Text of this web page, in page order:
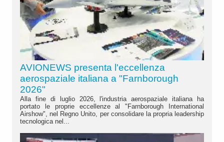
AVIONEWS presenta l'eccellenza
aerospaziale italiana a "Farnborough
2026"
Alla fine di luglio 2026, l'industria aerospaziale italiana ha
portato le proprie eccellenze al "Farnborough International
Airshow", nel Regno Unito, per consolidare la propria leadership
tecnologica nel...